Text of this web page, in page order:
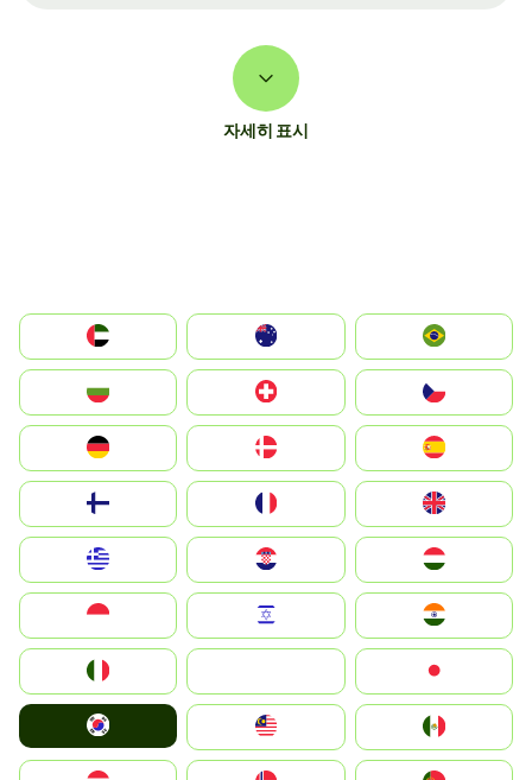
자세히 표시
الإمارات العربية المتحدة
Switzerland
Deutschland
United Kingdom
Magyarország
South Korea